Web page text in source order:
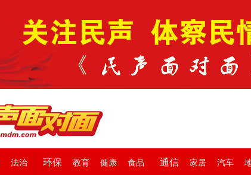
法治 环保 教育 健康 食品 通信 家居 汽车